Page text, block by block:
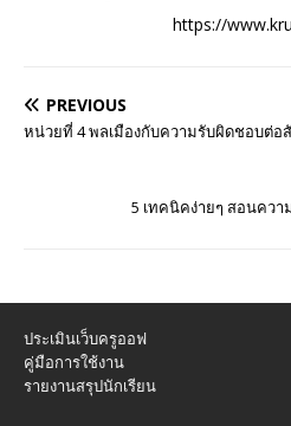
https://
PREVIOUS
หน่วยที่ 4 พลเมืองกับความรับผิดชอบต่อ
5 เทคนิคง่ายๆ สอนควา
ประเมินเว็บครูออฟ
คู่มือการใช้งาน
รายงานสรุปนักเรียน